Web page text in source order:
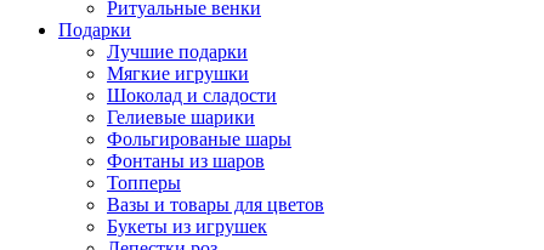
Ритуальные венки
Подарки
Лучшие подарки
Мягкие игрушки
Шоколад и сладости
Гелиевые шарики
Фольгированые шары
Фонтаны из шаров
Топперы
Вазы и товары для цветов
Букеты из игрушек